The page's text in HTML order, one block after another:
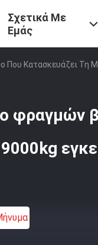
Σχετικά Με
Εμάς
Που Κατασκευάζει Τη
φραγμών